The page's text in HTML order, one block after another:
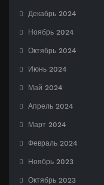
Декабрь 2024
Ноябрь 2024
Октябрь 2024
Июнь 2024
Май 2024
Апрель 2024
Март 2024
Февраль 2024
Ноябрь 2023
Октябрь 2023